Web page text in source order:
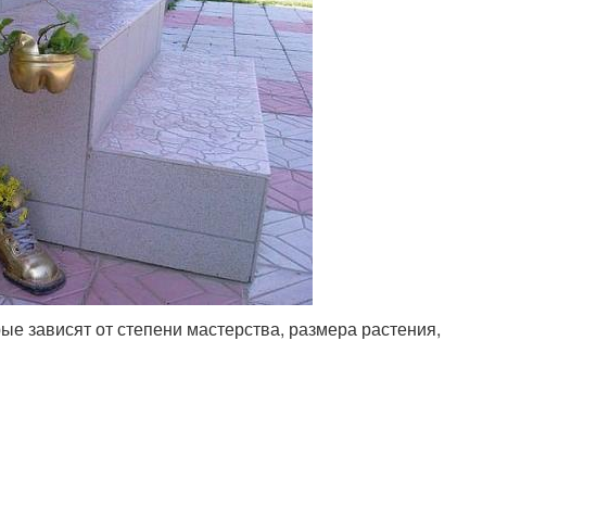
зависят от степени мастерства, размера растения,